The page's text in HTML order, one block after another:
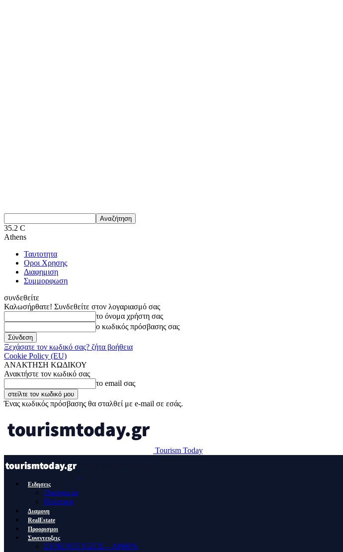
35.2 C
Athens
Ταυτοτητα
Οροι Χρησης
Διαφημιση
Συμμορφωση
συνδεθείτε
Καλωσήρθατε! Συνδεθείτε στον λογαριασμό σας
το όνομα χρήστη σας
ο κωδικός πρόσβασης σας
Ξεχάσατε τον κωδικό σας? ζήτα βοήθεια
Cookie Policy (EU)
ΑΝΑΚΤΗΣΗ ΚΩΔΙΚΟΥ
Ανακτήστε τον κωδικό σας
το email σας
Ένας κωδικός πρόσβασης θα σταλθεί με e-mail σε εσάς.
Tourism Today
Ειδησεις
Οικονομια
Πολιτικη
Διαμονη
RealEstate
Προορισμοι
Συνεντευξεις
ΣΥΝΕΝΤΕΥΞΕΙΣ – ΑΡΘΡΑ